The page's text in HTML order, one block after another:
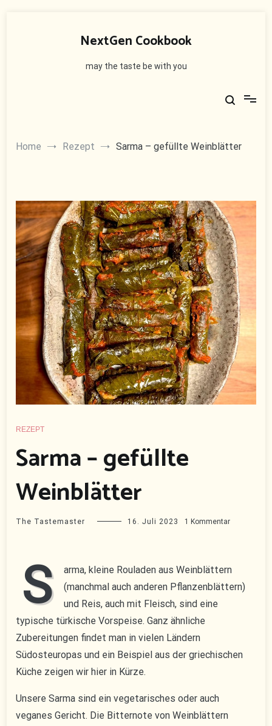
NextGen Cookbook
may the taste be with you
Home Rezept Sarma – gefüllte Weinblätter
REZEPT
Sarma – gefüllte
Weinblätter
The Tastemaster 16. Juli 2023 1 Kommentarzu
Weinblätter
S
arma, kleine Rouladen aus Weinblättern
(manchmal auch anderen Pflanzenblättern)
und Reis, auch mit Fleisch, sind eine
typische türkische Vorspeise. Ganz ähnliche
Zubereitungen findet man in vielen Ländern
Südosteuropas und ein Beispiel aus der griechischen
Küche zeigen wir hier in Kürze.
Unsere Sarma sind ein vegetarisches oder auch
veganes Gericht. Die Bitternote von Weinblättern